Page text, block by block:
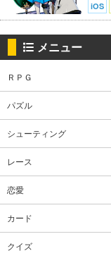
iOS
メニュー
ＲＰＧ
パズル
シューティング
レース
恋愛
カード
クイズ